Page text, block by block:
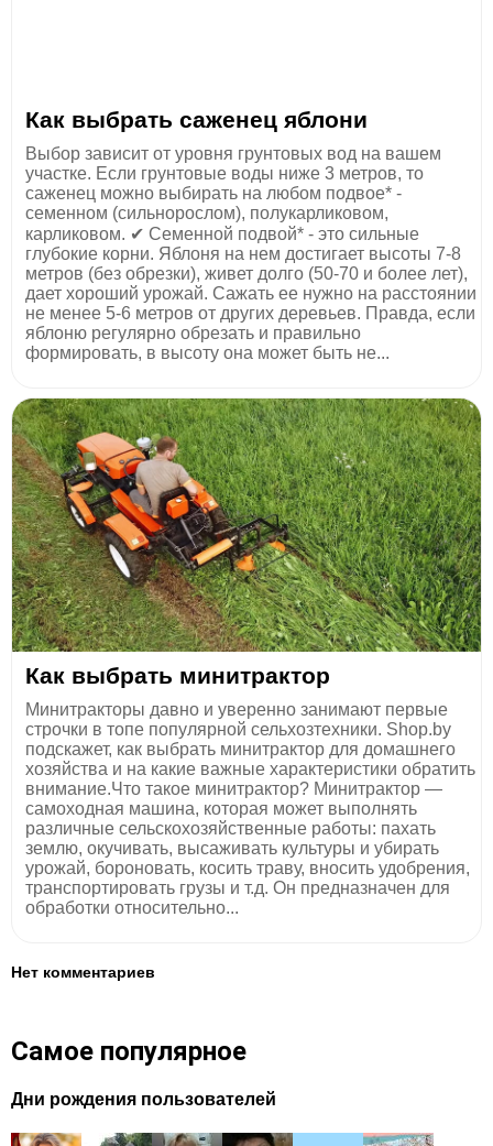
Как выбрать саженец яблони
Выбор зависит от уровня грунтовых вод на вашем
участке. Если грунтовые воды ниже 3 метров, то
саженец можно выбирать на любом подвое* -
семенном (сильнорослом), полукарликовом,
карликовом. ✔ Семенной подвой* - это сильные
глубокие корни. Яблоня на нем достигает высоты 7-8
метров (без обрезки), живет долго (50-70 и более лет),
дает хороший урожай. Сажать ее нужно на расстоянии
не менее 5-6 метров от других деревьев. Правда, если
яблоню регулярно обрезать и правильно
формировать, в высоту она может быть не...
Как выбрать минитрактор
Минитракторы давно и уверенно занимают первые
строчки в топе популярной сельхозтехники. Shop.by
подскажет, как выбрать минитрактор для домашнего
хозяйства и на какие важные характеристики обратить
внимание.Что такое минитрактор? Минитрактор —
самоходная машина, которая может выполнять
различные сельскохозяйственные работы: пахать
землю, окучивать, высаживать культуры и убирать
урожай, бороновать, косить траву, вносить удобрения,
транспортировать грузы и т.д. Он предназначен для
обработки относительно...
Нет комментариев
Самое популярное
Дни рождения пользователей